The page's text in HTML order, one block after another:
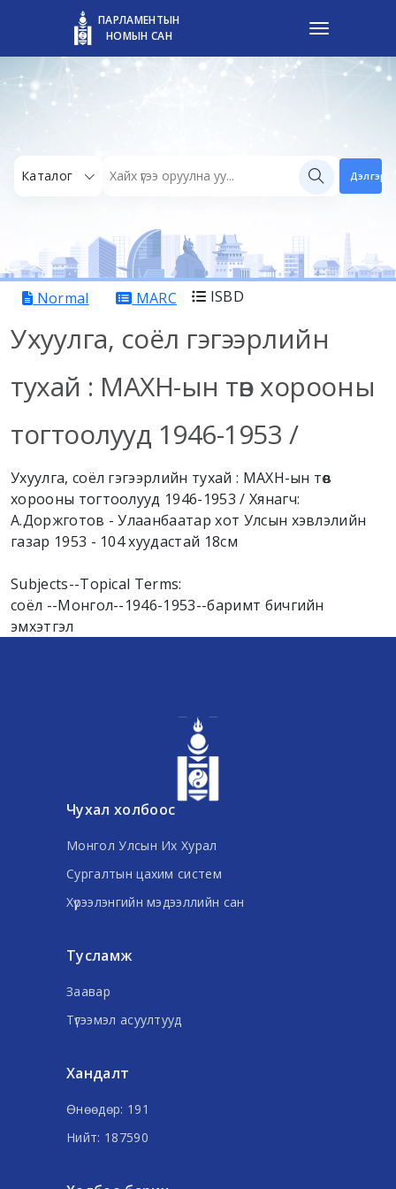
ПАРЛАМЕНТЫН
НОМЫН САН
Каталог
Normal MARC ISBD
Ухуулга, соёл гэгээрлийн
тухай : МАХН-ын төв хорооны
тогтоолууд 1946-1953 /
Ухуулга, соёл гэгээрлийн тухай : МАХН-ын төв
хорооны тогтоолууд 1946-1953 / Хянагч:
А.Доржготов - Улаанбаатар хот Улсын хэвлэлийн
газар 1953 - 104 хуудастай 18см
Subjects--Topical Terms:
соёл --Монгол--1946-1953--баримт бичгийн
эмхэтгэл
Чухал холбоос
Монгол Улсын Их Хурал
Сургалтын цахим систем
Хүрээлэнгийн мэдээллийн сан
Тусламж
Заавар
Түгээмэл асуултууд
Хандалт
Өнөөдөр: 191
Нийт: 187590